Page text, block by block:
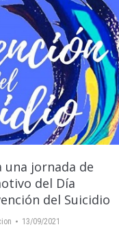
una jornada de
del Día
del Suicidio
13/09/2021